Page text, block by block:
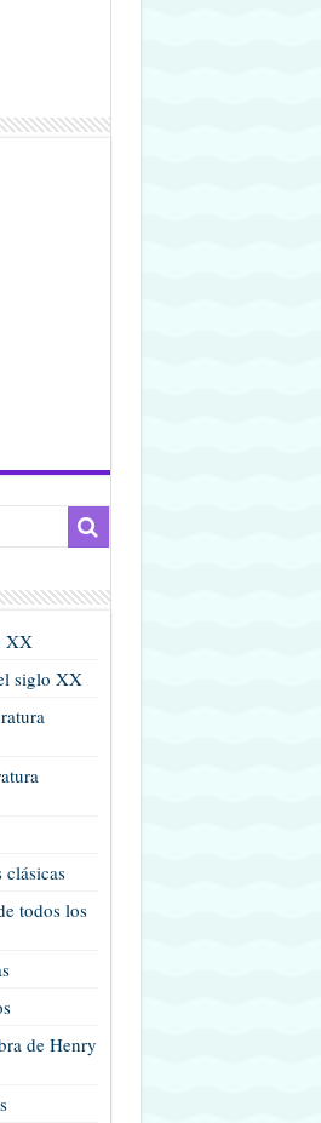
XX
siglo XX
clásicas
todos los
de Henry